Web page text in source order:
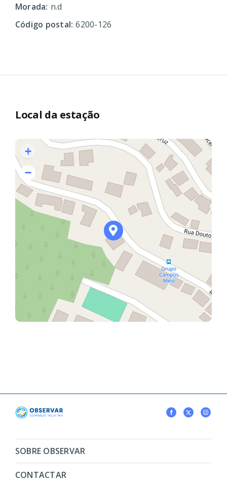
Morada: n.d
Código postal: 6200-126
Local da estação
+
−
SOBRE OBSERVAR
CONTACTAR